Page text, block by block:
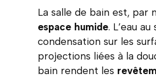
La salle de bain est, par
espace humide. L’eau au
condensation sur les
projections liées à la
bain rendent les